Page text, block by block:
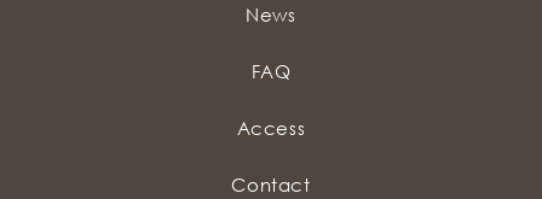
News
FAQ
Access
Contact